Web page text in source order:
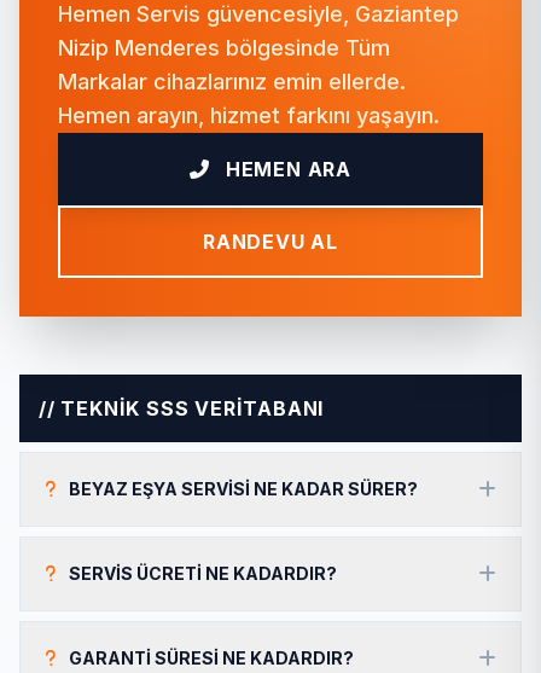
Hemen Servis güvencesiyle, Gaziantep
Nizip Menderes bölgesinde Tüm
Markalar cihazlarınız emin ellerde.
Hemen arayın, hizmet farkını yaşayın.
HEMEN ARA
RANDEVU AL
// TEKNİK SSS VERİTABANI
BEYAZ EŞYA SERVISI NE KADAR SÜRER?
SERVIS ÜCRETI NE KADARDIR?
GARANTI SÜRESI NE KADARDIR?